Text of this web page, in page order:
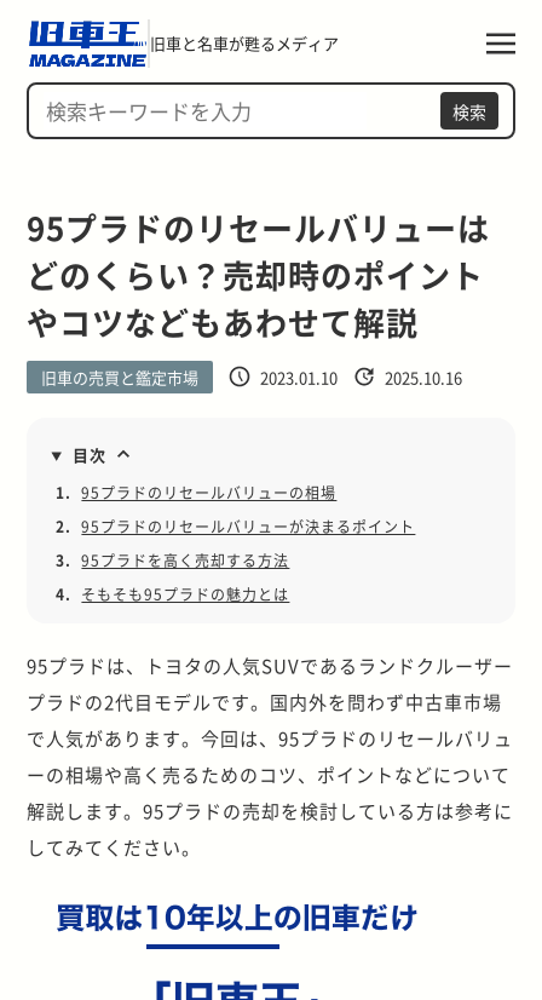
旧車と名車が甦るメディア
検索
95プラドのリセールバリューは
どのくらい？売却時のポイント
やコツなどもあわせて解説
旧車の売買と鑑定市場 2023.01.10 2025.10.16
目次
1.
95プラドのリセールバリューの相場
2.
95プラドのリセールバリューが決まるポイント
3.
95プラドを高く売却する方法
4.
そもそも95プラドの魅力とは
95プラドは、トヨタの人気SUVであるランドクルーザー
プラドの2代目モデルです。国内外を問わず中古車市場
で人気があります。今回は、95プラドのリセールバリュ
ーの相場や高く売るためのコツ、ポイントなどについて
解説します。95プラドの売却を検討している方は参考に
してみてください。